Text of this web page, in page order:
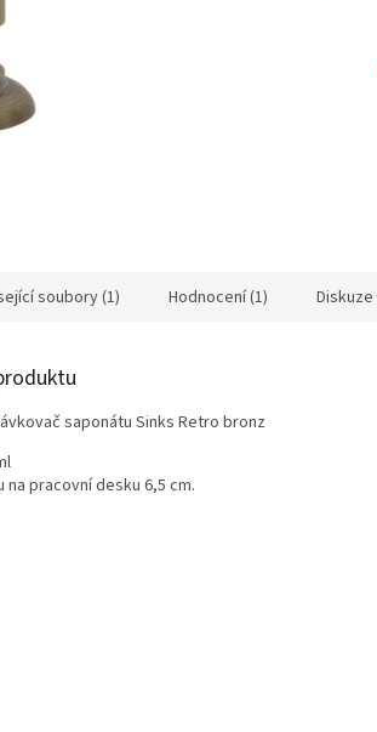
soubory (1) Hodnocení (1) Diskuze
saponátu Sinks Retro bronz
na pracovní desku 6,5 cm.